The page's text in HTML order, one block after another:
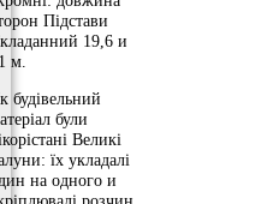
Підстави
19,6 и
м.
будівельний
були
Великі
їх укладалі
на одного и